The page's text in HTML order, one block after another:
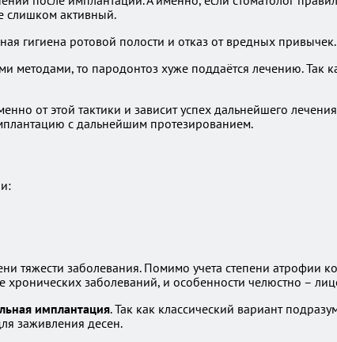
слишком активный.
гигиена ротовой полости и отказ от вредных привычек.
методами, то пародонтоз хуже поддаётся лечению. Так
от этой тактики и зависит успех дальнейшего
с дальнейшим протезированием.
тяжести заболевания. Помимо учета степени атрофии
заболеваний, и особенности челюстно –
имплантация. Так как классический вариант
заживления десен.